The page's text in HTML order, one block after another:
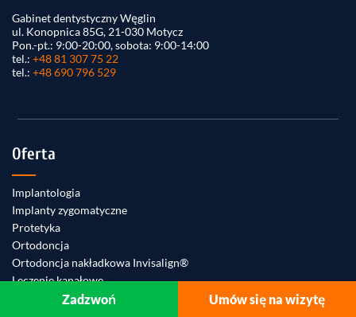
Zadzwoń Umów się na wizytę
Gabinet dentystyczny Węglin
ul. Konopnica 85G, 21-030 Motycz
Pon.-pt.: 9:00-20:00, sobota: 9:00-14:00
tel.: +48 81 307 75 22
tel.: +48 690 796 529
Oferta
Implantologia
Implanty zygomatyczne
Protetyka
Ortodoncja
Ortodoncja nakładkowa Invisalign®
Leczenie kanałowe
Laseroterapia